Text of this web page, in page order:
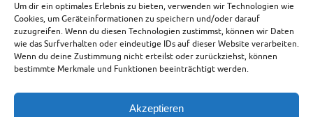
Um dir ein optimales Erlebnis zu bieten, verwenden wir Technologien wie
Cookies, um Geräteinformationen zu speichern und/oder darauf
zuzugreifen. Wenn du diesen Technologien zustimmst, können wir Daten
wie das Surfverhalten oder eindeutige IDs auf dieser Website verarbeiten.
Wenn du deine Zustimmung nicht erteilst oder zurückziehst, können
bestimmte Merkmale und Funktionen beeinträchtigt werden.
Akzeptieren
Hotelbus bis zur Maihama Bahnstation.…
Weiterlesen
September 25, 2020 Asien,Japan, Tokio